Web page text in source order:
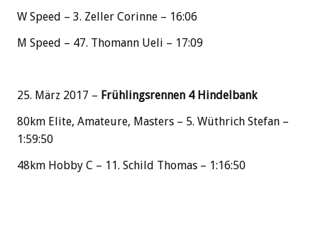
W Speed – 3. Zeller Corinne – 16:06
M Speed – 47. Thomann Ueli – 17:09
25. März 2017 – Frühlingsrennen 4 Hindelbank
80km Elite, Amateure, Masters – 5. Wüthrich Stefan –
1:59:50
48km Hobby C – 11. Schild Thomas – 1:16:50